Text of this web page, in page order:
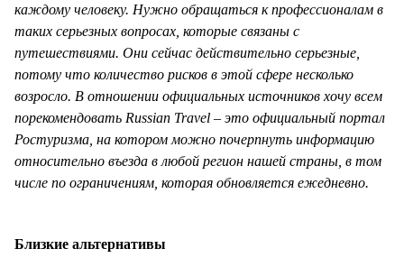
каждому человеку. Нужно обращаться к профессионалам в
таких серьезных вопросах, которые связаны с
путешествиями. Они сейчас действительно серьезные,
потому что количество рисков в этой сфере несколько
возросло. В отношении официальных источников хочу всем
порекомендовать Russian Travel – это официальный портал
Ростуризма, на котором можно почерпнуть информацию
относительно въезда в любой регион нашей страны, в том
числе по ограничениям, которая обновляется ежедневно.
Близкие альтернативы